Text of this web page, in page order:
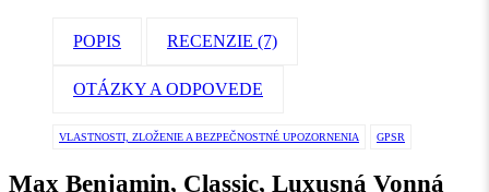
POPIS RECENZIE (7)
OTÁZKY A ODPOVEDE
VLASTNOSTI, ZLOŽENIE A BEZPEČNOSTNÉ UPOZORNENIA GPSR
Max Benjamin, Classic, Luxusná Vonná